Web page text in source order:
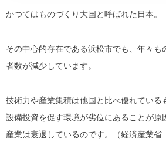
かつてはものづくり大国と呼ばれた日本。
その中心的存在である浜松市でも、年々も
者数が減少しています。
技術力や産業集積は他国と比べ優れている
設備投資を促す環境が劣位にあることが原
産業は衰退しているのです。（経済産業省